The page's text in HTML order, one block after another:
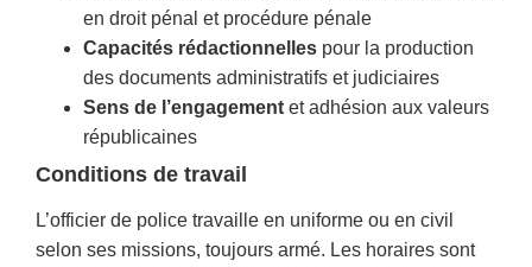
en droit pénal et procédure pénale
Capacités rédactionnelles pour la production
des documents administratifs et judiciaires
Sens de l’engagement et adhésion aux valeurs
républicaines
Conditions de travail
L’officier de police travaille en uniforme ou en civil
selon ses missions, toujours armé. Les horaires sont